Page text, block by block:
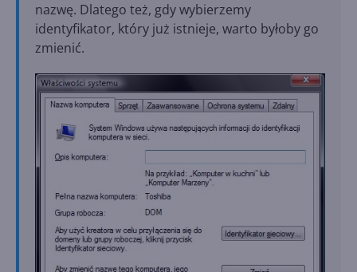
nazwę. Dlatego też, gdy wybierzemy
identyfikator, który już istnieje, warto byłoby go
zmienić.